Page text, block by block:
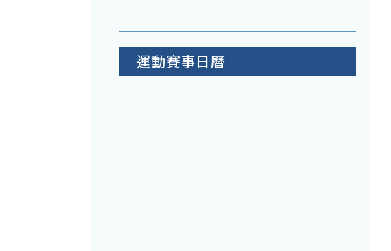
運動賽事日曆